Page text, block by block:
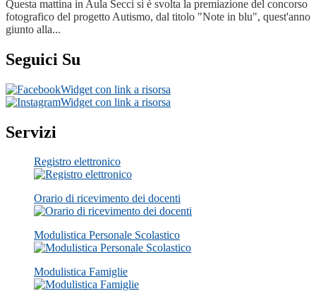
Questa mattina in Aula Secci si è svolta la premiazione del concorso
fotografico del progetto Autismo, dal titolo "Note in blu", quest'anno
giunto alla...
Seguici Su
Widget con link a risorsa
Widget con link a risorsa
Servizi
Registro elettronico
Orario di ricevimento dei docenti
Modulistica Personale Scolastico
Modulistica Famiglie